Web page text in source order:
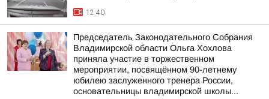
12:40
Председатель Законодательного Собрания
Владимирской области Ольга Хохлова
приняла участие в торжественном
мероприятии, посвящённом 90-летнему
юбилею заслуженного тренера России,
основательницы владимирской школы...